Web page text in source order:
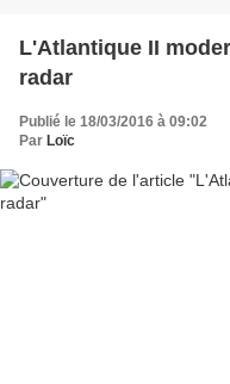
L'Atlantique II
radar
Publié le 18/03/2016 à 09:02
Par Loïc